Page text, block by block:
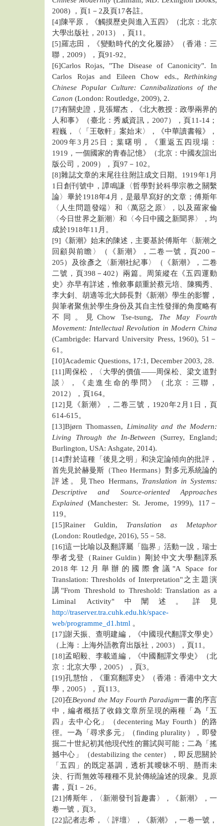
2008) ，頁1－2及頁17各註。
[4]陳平原，《觸摸歷史與進入五四》（北京：北京
大學出版社，2013），頁11。
[5]羅志田，《變動時代的文化履跡》（香港：三
聯，2009），頁91-92。
[6]Carlos Rojas, "The Disease of Canonicity". In
Carlos Rojas and Eileen Chow eds., Rethinking
Chinese Popular Culture: Cannibalizations of the
Canon (London: Routledge, 2009), 2.
[7]有關史證，見張耀杰，《北大教授：政學兩界的
人和事》（臺北：秀威資訊，2007），頁11-14；
程巍，〈「王敬軒」案始末〉，《中華讀書報》，
2009年3月25日；葉曙明，《重返五四現場：
1919，一個國家的青春記憶》（北京：中國友誼出
版公司，2009），頁97－102。
[8]雜誌文章的末尾往往附註成文日期。1919年1月
1日創刊號中，譚鳴謙〈哲學對於科學宗教之關繫
論〉畢於1918年4月，是最早寫好的文章；傅斯年
〈人生問題發端〉和〈萬惡之原〉，以及羅家倫
〈今日世界之新潮〉和〈今日中國之新聞界〉，均
成於1918年11月。
[9]《新潮》始末的陳述，主要基於傅斯年〈新潮之
回顧與前瞻〉（《新潮》，二卷一號，頁200－
205）及徐彥之〈新潮社紀事〉（《新潮》，二卷
二號，頁398－402）兩篇。周策縱在《五四運動
史》亦早有詳述，惟敘事頗重於蔡元培、陳獨秀、
李大釗、胡適等北大師長對《新潮》學生的影響，
與筆者聚焦於學生身份及其自主性發揮的角度略有
不同。見Chow Tse-tsung, The May Fourth
Movement: Intellectual Revolution in Modern China
(Cambrigde: Harvard University Press, 1960), 51－
61。
[10]Academic Questions, 17:1, December 2003, 28.
[11]周保松，〈大學的價值——周保松、梁文道對
談〉，《走進生命的學問》（北京：三聯，
2012），頁164。
[12]見《新潮》，二卷三號，1920年2月1日，頁
614-615。
[13]Bjørn Thomassen, Liminality and the Modern:
Living Through the In-Between (Surrey, England;
Burlington, USA: Ashgate, 2014).
[14]對於這種「後見之明」和決定論傾向的批評，
首先見於赫曼斯（Theo Hermans）對多元系統論的
評述。見Theo Hermans, Translation in Systems:
Descriptive and Source-oriented Approaches
Explained (Manchester: St. Jerome, 1999), 117－
119。
[15]Rainer Guldin, Translation as Metaphor
(London: Routledge, 2016), 55－58.
[16]這一比喻以及翻譯屬「臨界」活動一說，瑞士
學者戈登（Rainer Guldin）剛於中文大學翻譯系
2018年12月舉辦的國際會議"A Space for
Translation: Thresholds of Interpretation"之主題演
講"From Threshold to Threshold: Translation as a
Liminal Activity"中闡述。詳見
http://traserver.tra.cuhk.edu.hk/space-
web/programme_d1.html 。
[17]謝天振、查明建編，《中國現代翻譯文學史》
（上海：上海外語教育出版社，2003），頁11。
[18]孟昭毅、李載道編，《中國翻譯文學史》（北
京：北京大學，2005），頁3。
[19]孔慧怡，《重寫翻譯史》（香港：香港中文大
學，2005），頁113。
[20]在Beyond the May Fourth Paradigm一書的序言
中，編者概括了收錄文章所呈現的兩種「為『五
四』去中心化」（decentering May Fourth）的路
徑。一為「尋求多元」（finding plurality），即發
掘二十世紀初其他現代性的嘗試與可能；二為「搖
撼中心」（destabilizing the center），即反思關於
「五四」的既定基調，透析其曖昧不明、懸而未
決、行而無效等種種不見於傳統論述的現象。見原
書，頁1－26。
[21]傅斯年，〈新潮發刊旨趣書〉，《新潮》，一
卷一號，頁3。
[22]記者志希，〈 評壇〉，《新潮》，一卷一號，